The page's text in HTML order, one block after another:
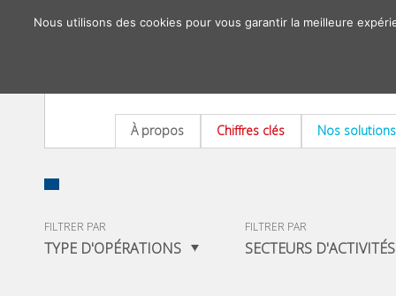
À propos Chiffres clés Nos solutions
FILTRER PAR
TYPE D'OPÉRATIONS
FILTRER PAR
SECTEURS D'ACTIVITÉS
Nous utilisons des cookies pour vous garantir la meilleure